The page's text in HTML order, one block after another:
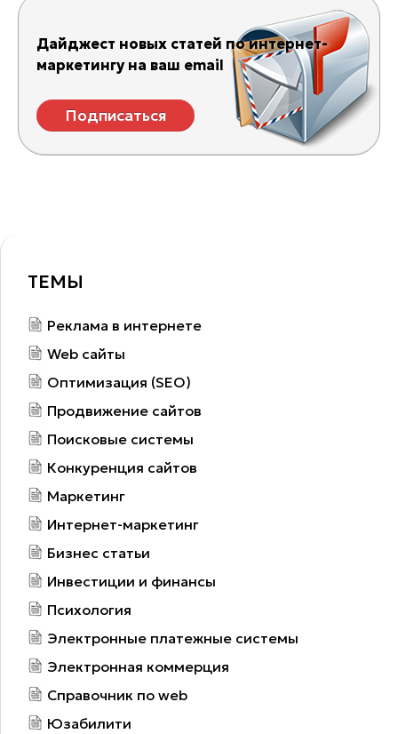
Дайджест новых статей по интернет-
маркетингу на ваш email
Подписаться
ТЕМЫ
Реклама в интернете
Web сайты
Оптимизация (SEO)
Продвижение сайтов
Поисковые системы
Конкуренция сайтов
Маркетинг
Интернет-маркетинг
Бизнес статьи
Инвестиции и финансы
Психология
Электронные платежные системы
Электронная коммерция
Справочник по web
Юзабилити